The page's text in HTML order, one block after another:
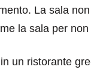
La sala
la sala per
un ristorante